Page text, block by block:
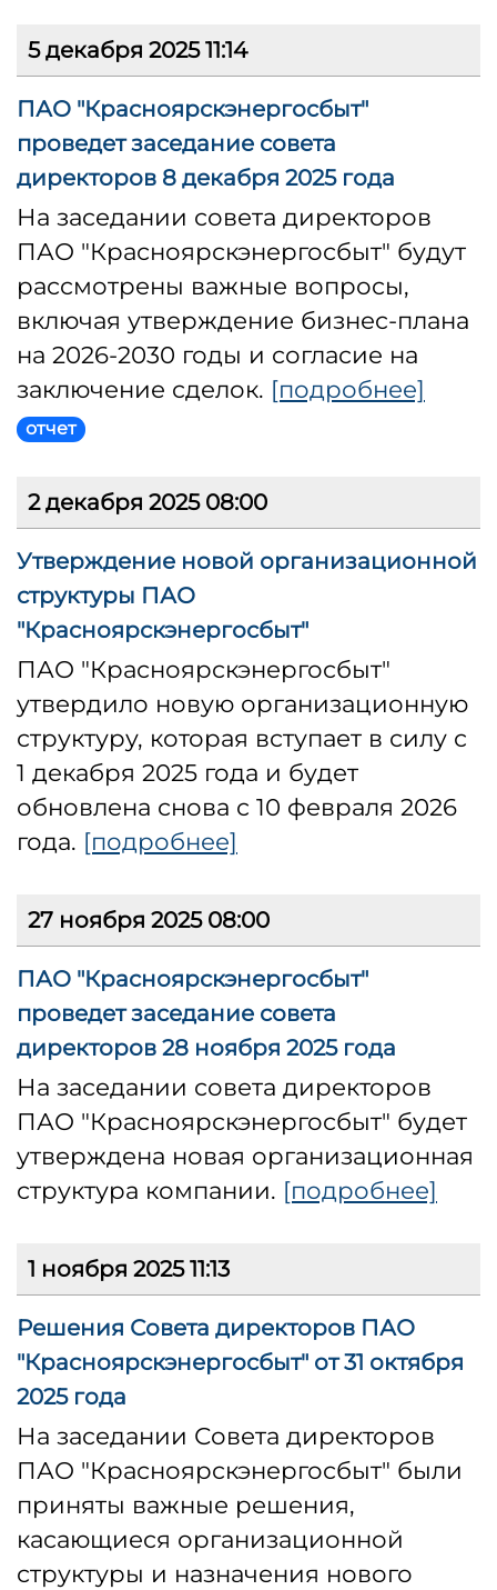
5 декабря 2025 11:14
ПАО "Красноярскэнергосбыт"
проведет заседание совета
директоров 8 декабря 2025 года
На заседании совета директоров
ПАО "Красноярскэнергосбыт" будут
рассмотрены важные вопросы,
включая утверждение бизнес-плана
на 2026-2030 годы и согласие на
заключение сделок. [подробнее]
отчет
2 декабря 2025 08:00
Утверждение новой организационной
структуры ПАО
"Красноярскэнергосбыт"
ПАО "Красноярскэнергосбыт"
утвердило новую организационную
структуру, которая вступает в силу с
1 декабря 2025 года и будет
обновлена снова с 10 февраля 2026
года. [подробнее]
27 ноября 2025 08:00
ПАО "Красноярскэнергосбыт"
проведет заседание совета
директоров 28 ноября 2025 года
На заседании совета директоров
ПАО "Красноярскэнергосбыт" будет
утверждена новая организационная
структура компании. [подробнее]
1 ноября 2025 11:13
Решения Совета директоров ПАО
"Красноярскэнергосбыт" от 31 октября
2025 года
На заседании Совета директоров
ПАО "Красноярскэнергосбыт" были
приняты важные решения,
касающиеся организационной
структуры и назначения нового